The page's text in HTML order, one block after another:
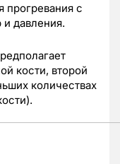
прогревания с
давления.
кости, второй
количествах